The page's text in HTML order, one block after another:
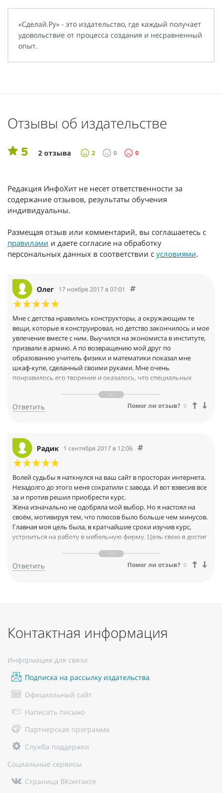
«Сделай.Ру» - это издательство, где каждый получает
удовольствие от процесса создания и несравненный
опыт.
Отзывы об издательстве
5 2 отзыва 2 0 0
Редакция ИнфоХит не несет ответственности за
содержание отзывов, результаты обучения
индивидуальны.
Размещая отзыв или комментарий, вы соглашаетесь с
правилами и даете согласие на обработку
персональных данных в соответствии с условиями.
Олег 17 ноября 2017 в 07:01
Мне с детства нравились конструкторы, а окружающим те
вещи, которые я конструировал, но детство закончилось и мое
увлечение вместе с ним. Выучился на экономиста в институте,
призвали в армию. А по возвращению мой друг по
образованию учитель физики и математики показал мне
шкаф-купе, сделанный своими руками. Мне очень
понравилось его творение и оказалось, что специальных
мебельщиков. Вот и я решил себе шкафчик построить, изучил
форум, программу PRO100 заказал диск с видео уроками, диск
гаражных условиях, и как-то меня это затянуло, и вот я уже
четвертый год делаю мебель для себя и для клиентов и мне это
нравится.
Ответить Помог ли отзыв? 0
Радик 1 сентября 2017 в 12:06
Волей судьбы я наткнулся на ваш сайт в просторах интернета.
Незадолго до этого меня сократили с завода. И вот взвесив все
за и против решил приобрести курс.
Жена изначально не одобряла мой выбор. Но я настоял на
своём, мотивируя тем, что плюсов было больше чем минусов.
Главная моя цель была, в кратчайшие сроки изучив курс,
устроиться на работу в мебельную фирму. Цель свою я достиг
производства от распила до установки. Отработав пол года
ушёл в другую фирму дизайнером. Дизайны делаю в Pro100. Я
Ответить Помог ли отзыв? 0
Контактная информация
Информация для связи
Подписка на рассылку издательства
Официальный сайт
Написать письмо
Партнерская программа
Служба поддержки
Социальные сервисы
Страница ВКонтакте